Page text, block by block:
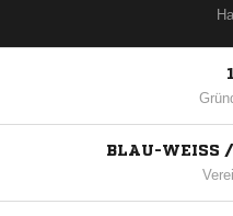
BLAU-WEISS /